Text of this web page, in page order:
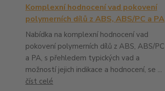
Komplexní hodnocení vad pokovení
polymerních dílů z ABS, ABS/PC a PA
Nabídka na komplexní hodnocení vad
pokovení polymerních dílů z ABS, ABS/PC
a PA, s přehledem typických vad a
možností jejich indikace a hodnocení, se ...
číst celé